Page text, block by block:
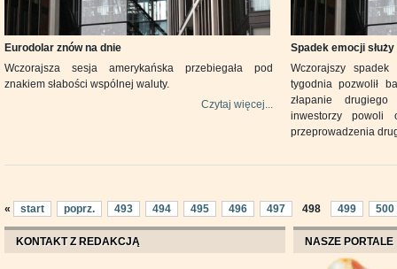
Eurodolar znów na dnie
Wczorajsza sesja amerykańska przebiegała pod
znakiem słabości wspólnej waluty.
Czytaj więcej...
Spadek emocji
Wczorajszy
tygodnia pozwolił
złapanie
inwestorzy powoli
przeprowadzenia
« start poprz. 493 494 495 496 497 498 499 500
KONTAKT Z REDAKCJĄ NASZE PORTALE